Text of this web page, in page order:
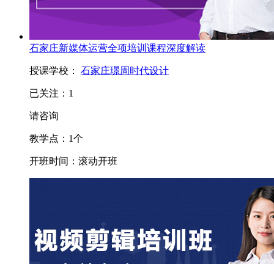
石家庄新媒体运营全项培训课程深度解读
授课学校： 石家庄璟周时代设计
已关注： 1
请咨询
教学点： 1个
开班时间： 滚动开班